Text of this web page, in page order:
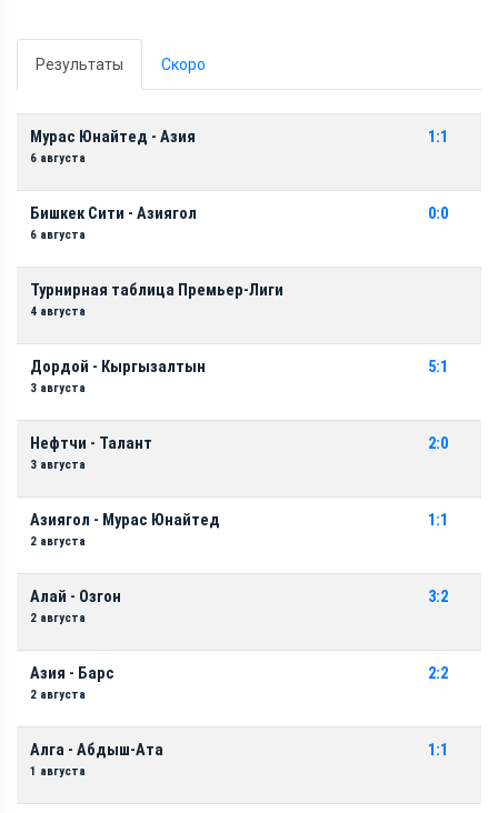
Результаты Скоро
Мурас Юнайтед - Азия
6 августа
1:1
Бишкек Сити - Азиягол
6 августа
0:0
Турнирная таблица Премьер-Лиги
4 августа
Дордой - Кыргызалтын
3 августа
5:1
Нефтчи - Талант
3 августа
2:0
Азиягол - Мурас Юнайтед
2 августа
1:1
Алай - Озгон
2 августа
3:2
Азия - Барс
2 августа
2:2
Алга - Абдыш-Ата
1 августа
1:1